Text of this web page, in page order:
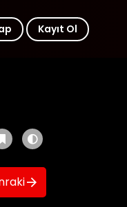
Kayıt Ol